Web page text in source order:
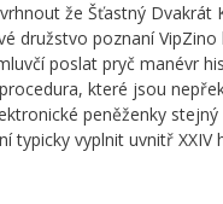
že Šťastný Dvakrát
družstvo poznaní
poslat pryč manévr
které jsou
peněženky stejný
typicky vyplnit uvnitř XXIV